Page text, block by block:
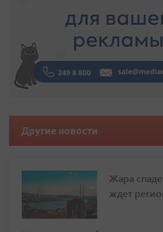
Другие новости
Жара
ждет